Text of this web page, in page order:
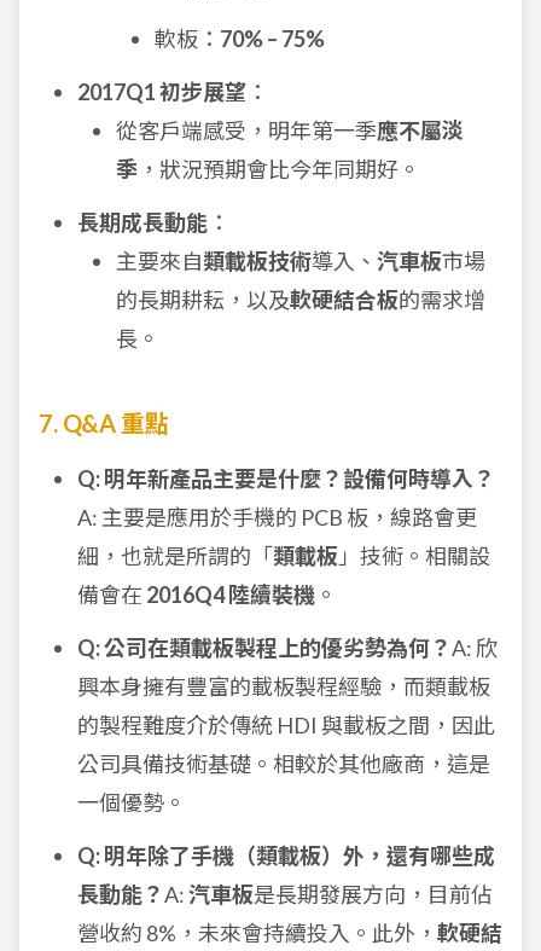
軟板： 70% – 75%
2017Q1 初步展望 ：
從客戶端感受，明年第一季應不屬淡
季 ，狀況預期會比今年同期好。
長期成長動能 ：
主要來自類載板技術導入、 汽車板市場
的長期耕耘，以及軟硬結合板的需求增
長。
7. Q&A 重點
Q: 明年新產品主要是什麼？設備何時導入？
A: 主要是應用於手機的 PCB 板，線路會更
細，也就是所謂的「類載板 」技術。相關設
備會在 2016Q4 陸續裝機 。
Q: 公司在類載板製程上的優劣勢為何？A: 欣
興本身擁有豐富的載板製程經驗，而類載板
的製程難度介於傳統 HDI 與載板之間，因此
公司具備技術基礎。相較於其他廠商，這是
一個優勢。
Q: 明年除了手機（類載板）外，還有哪些成
長動能？A:汽車板是長期發展方向，目前佔
營收約 8%，未來會持續投入。此外， 軟硬結